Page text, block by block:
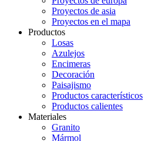
Proyectos de asia
Proyectos en el mapa
Productos
Losas
Azulejos
Encimeras
Decoración
Paisajismo
Productos característicos
Productos calientes
Materiales
Granito
Mármol